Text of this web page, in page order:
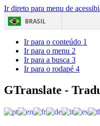
Ir direto para menu de
BRASIL
Ir para o conteúdo 1
Ir para o menu 2
Ir para a busca 3
Ir para o rodapé 4
GTranslate -